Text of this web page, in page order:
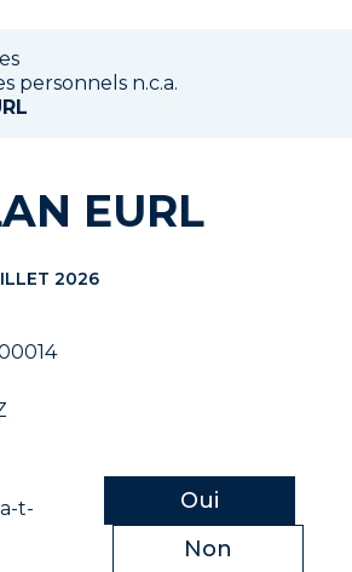
personnels n.c.a.
EURL
2026
t-
Oui
Non